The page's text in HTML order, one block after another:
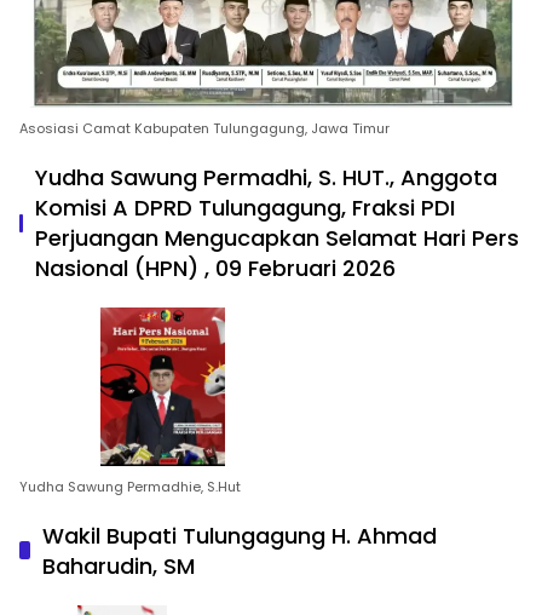
Asosiasi Camat Kabupaten Tulungagung, Jawa Timur
Yudha Sawung Permadhi, S. HUT., Anggota
Komisi A DPRD Tulungagung, Fraksi PDI
Perjuangan Mengucapkan Selamat Hari Pers
Nasional (HPN) , 09 Februari 2026
Yudha Sawung Permadhie, S.Hut
Wakil Bupati Tulungagung H. Ahmad
Baharudin, SM